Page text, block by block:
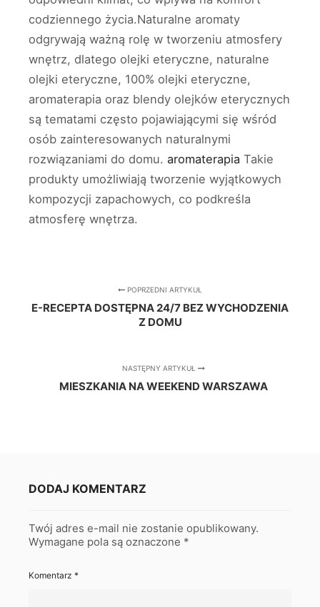
codziennego życia.Naturalne aromaty
odgrywają ważną rolę w tworzeniu atmosfery
wnętrz, dlatego olejki eteryczne, naturalne
olejki eteryczne, 100% olejki eteryczne,
aromaterapia oraz blendy olejków eterycznych
są tematami często pojawiającymi się wśród
osób zainteresowanych naturalnymi
rozwiązaniami do domu. aromaterapia Takie
produkty umożliwiają tworzenie wyjątkowych
kompozycji zapachowych, co podkreśla
atmosferę wnętrza.
POPRZEDNI ARTYKUŁ
E-RECEPTA DOSTĘPNA 24/7 BEZ WYCHODZENIA
Z DOMU
NASTĘPNY ARTYKUŁ
MIESZKANIA NA WEEKEND WARSZAWA
DODAJ KOMENTARZ
Twój adres e-mail nie zostanie opublikowany.
Wymagane pola są oznaczone *
Komentarz *